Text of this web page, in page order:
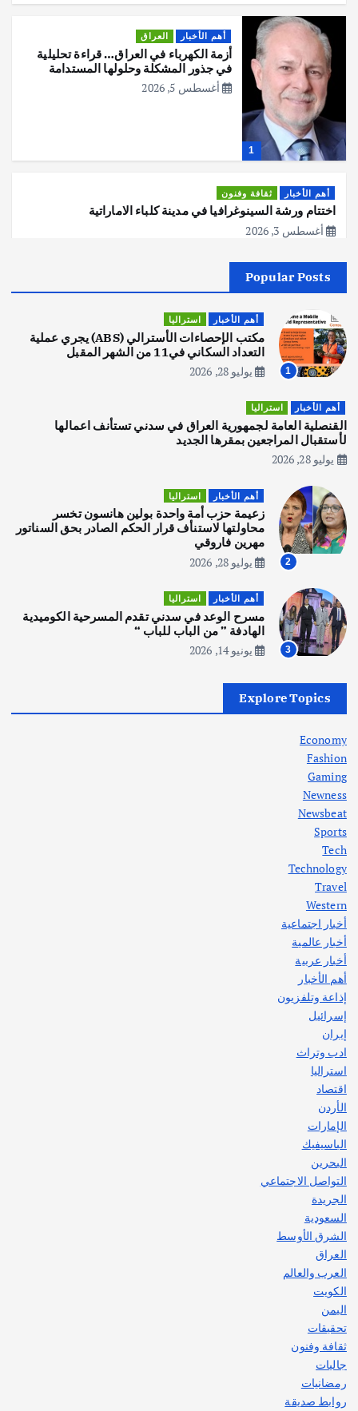
ف
ح
ل
ق
ا
ا
1
أهم الأخبار العراق
أزمة الكهرباء في العراق… قراءة تحليلية
في جذور المشكلة وحلولها المستدامة
أغسطس 5, 2026
أهم الأخبار ثقافة وفنون
اختتام ورشة السينوغرافيا في مدينة كلباء الاماراتية
أغسطس 3, 2026
2
اصبح بطلاً لأستراليا بلعبة كمال الاجسام
يوليو 30, 2026
3
يوليو 30, 2026
4
المقبل
يوليو 28, 2026
أهم الأخبار ثقافة وفنون
انطلاق ورشة التمثيل في مدينة كلباء الاماراتية
أغسطس 5, 2026
في جذور المشكلة وحلولها المستدامة
أهم الأخبار
اختتام ورشة السينوغرافيا في مدينة كلباء الاماراتية
أغسطس 3, 2026
Popular Posts
1
أهم الأخبار استراليا
مكتب الإحصاءات الأسترالي (ABS) يجري عملية
التعداد السكاني في11 من الشهر المقبل
يوليو 28, 2026
أهم الأخبار استراليا
القنصلية العامة لجمهورية العراق في سدني تستأنف اعمالها
لأستقبال المراجعين بمقرها الجديد
يوليو 28, 2026
2
أهم الأخبار استراليا
زعيمة حزب أمة واحدة بولين هانسون تخسر
محاولتها لاستنأف قرار الحكم الصادر بحق السناتور
مهرين فاروقي
يوليو 28, 2026
3
أهم الأخبار استراليا
مسرح الوعد في سدني تقدم المسرحية الكوميدية
الهادفة ” من الباب للباب “
يونيو 14, 2026
Explore Topics
Economy
Fashion
Gaming
Newness
Newsbeat
Sports
Tech
Technology
Travel
Western
أخبار اجتماعية
أخبار عالمية
أخبار عربية
أهم الأخبار
إذاعة وتلفزيون
إسرائيل
إيران
ادب وتراث
استراليا
اقتصاد
الأردن
الإمارات
الباسيفيك
البحرين
التواصل الاجتماعي
الجريدة
السعودية
الشرق الأوسط
العراق
العرب والعالم
الكويت
اليمن
تحقيقات
ثقافة وفنون
جاليات
رمضانيات
روابط صديقة